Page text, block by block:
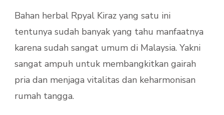
Bahan herbal Rpyal Kiraz yang satu ini
tentunya sudah banyak yang tahu manfaatnya
karena sudah sangat umum di Malaysia. Yakni
sangat ampuh untuk membangkitkan gairah
pria dan menjaga vitalitas dan keharmonisan
rumah tangga.